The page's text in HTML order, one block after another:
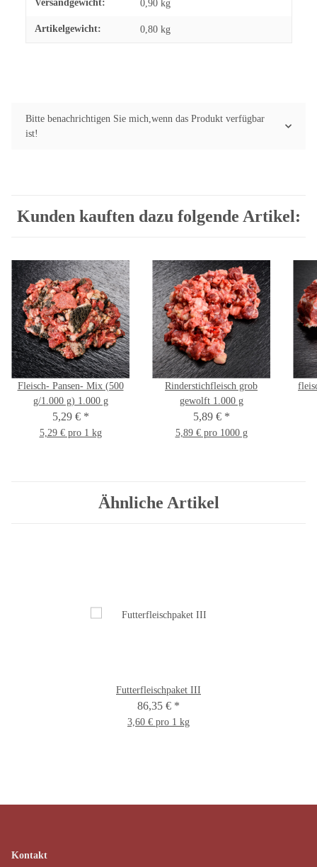
Versandgewicht: 0,90 kg
Artikelgewicht: 0,80 kg
Bitte benachrichtigen Sie mich,wenn das Produkt verfügbar
ist!
Kunden kauften dazu folgende Artikel:
Fleisch- Pansen- Mix (500
g/1.000 g) 1.000 g
5,29 € *
5,29 € pro 1 kg
Rinderstichfleisch grob
gewolft 1.000 g
5,89 € *
5,89 € pro 1000 g
Ähnliche Artikel
Futterfleischpaket III
86,35 € *
3,60 € pro 1 kg
Kontakt